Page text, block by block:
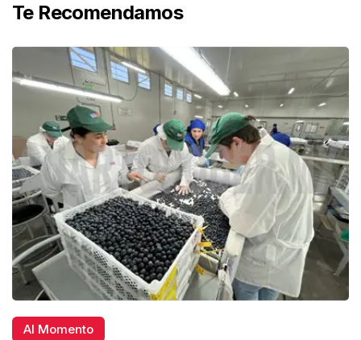
Te Recomendamos
Al Momento